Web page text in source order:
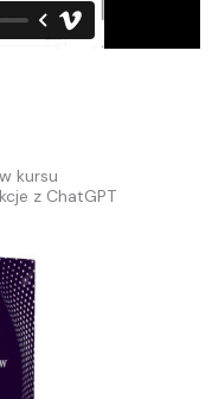
kursu
z ChatGPT